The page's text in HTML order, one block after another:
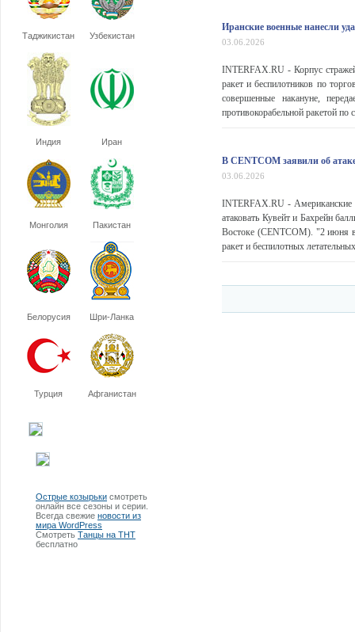
Таджикистан Узбекистан
Индия Иран
Монголия Пакистан
Белорусия Шри-Ланка
Турция Афганистан
Острые козырьки смотреть
онлайн все сезоны и серии.
Всегда свежие новости из
мира WordPress
Смотреть Танцы на ТНТ
бесплатно
Иранские военные нанесли
03.06.2026
INTERFAX.RU - Корпус
ракет и беспилотников по
совершенные накануне,
противокорабельной ракетой
В CENTCOM заявили об
03.06.2026
INTERFAX.RU - Американские
атаковать Кувейт и Бахрейн
Востоке (CENTCOM). "2 июня
ракет и беспилотных